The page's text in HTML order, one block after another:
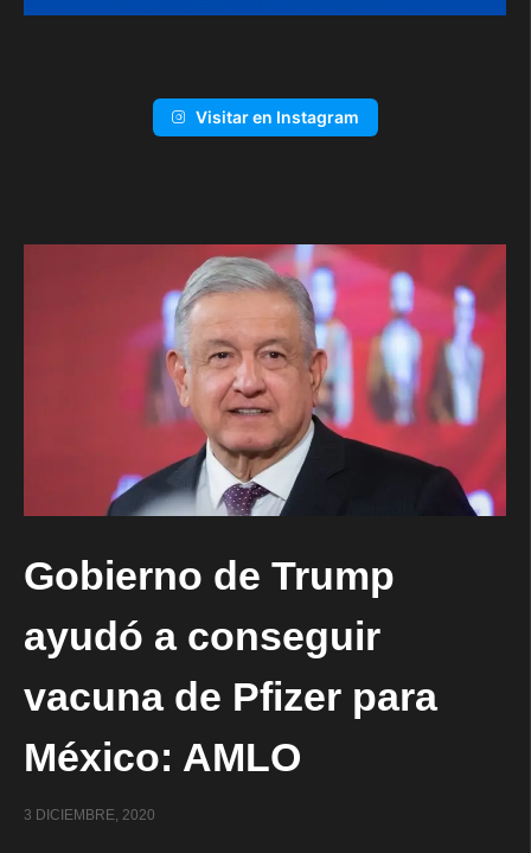
Visitar en Instagram
Gobierno de Trump
ayudó a conseguir
vacuna de Pfizer para
México: AMLO
3 DICIEMBRE, 2020